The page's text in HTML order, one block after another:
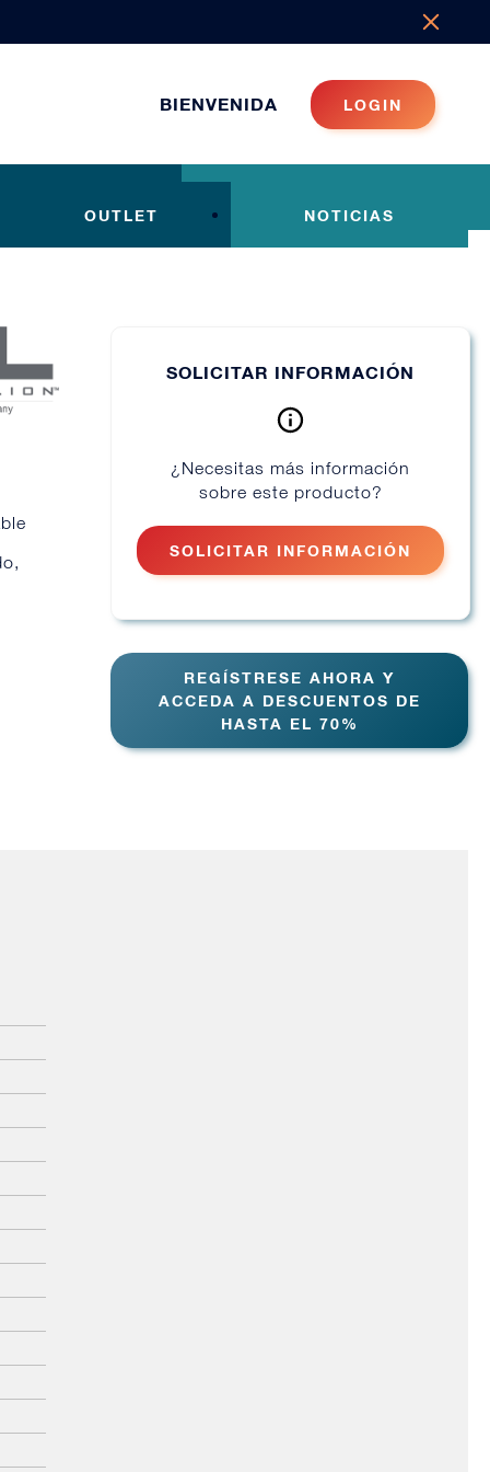
BIENVENIDA LOGIN
OUTLET NOTICIAS
SOLICITAR INFORMACIÓN
¿Necesitas más información
sobre este producto?
SOLICITAR INFORMACIÓN
REGÍSTRESE AHORA Y
ACCEDA A DESCUENTOS DE
HASTA EL 70%